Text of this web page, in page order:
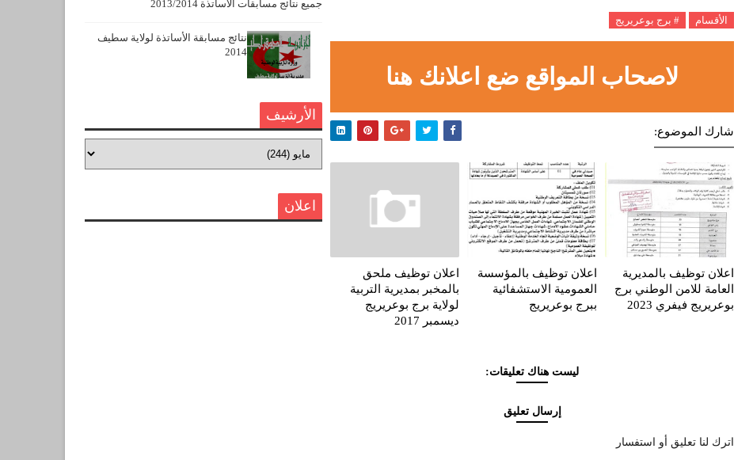
الأقسام # برج بوعريريج
لاصحاب المواقع ضع اعلانك هنا
شارك الموضوع:
اعلان توظيف بالمديرية
العامة للامن الوطني برج
بوعريريج فيفري 2023
اعلان توظيف بالمؤسسة
العمومية الاستشفائية
ببرج بوعريريج
اعلان توظيف ملحق
بالمخبر بمديرية التربية
لولاية برج بوعريريج
ديسمبر 2017
ليست هناك تعليقات:
إرسال تعليق
اترك لنا تعليق أو استفسار
جميع نتائج مسابقات الأساتذة 2013/2014
نتائج مسابقة الأساتذة لولاية سطيف
2014
الأرشيف
اعلان